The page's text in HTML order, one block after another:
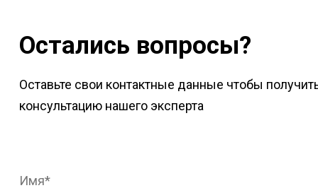
Остались вопросы?
Оставьте свои контактные данные чтобы
консультацию нашего эксперта